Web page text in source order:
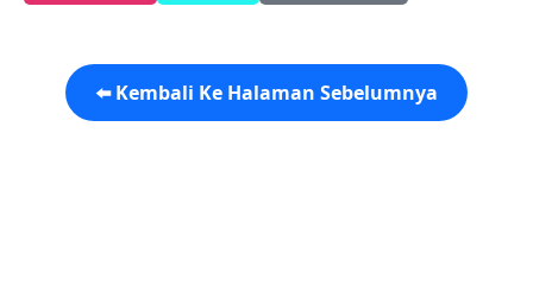
⬅️ Kembali Ke Halaman Sebelumnya